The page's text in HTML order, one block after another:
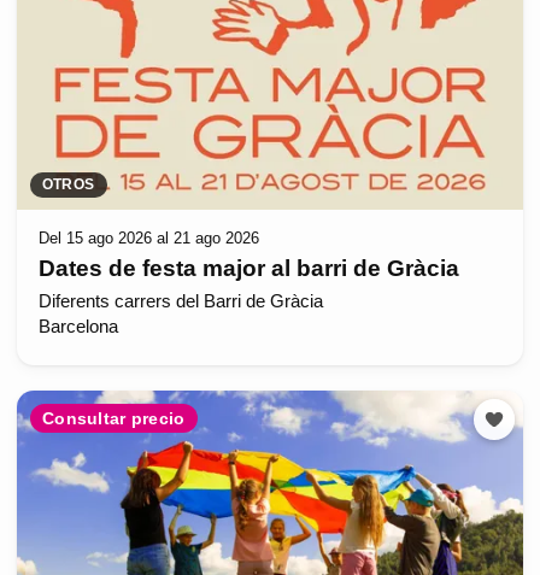
OTROS
Del 15 ago 2026 al 21 ago 2026
Dates de festa major al barri de Gràcia
Diferents carrers del Barri de Gràcia
Barcelona
Consultar precio